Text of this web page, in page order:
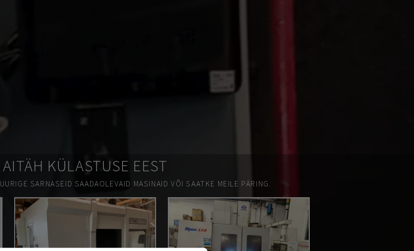
AITÄH KÜLASTUSE EEST
UURIGE SARNASEID SAADAOLEVAID MASINAID VÕI SAATKE MEILE PÄRING.